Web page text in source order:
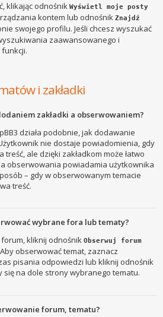
klikając odnośnikWyświetl moje posty
kontem lub odnośnikZnajdź
swojego profilu. Jeśli chcesz wyszukać
zaawansowanego i
i zakładki
zakładki a obserwowaniem?
działa podobnie, jak dodawanie
nie dostaje powiadomienia, gdy
ale dzięki zakładkom może łatwo
obserwowania powiadamia użytkownika
– gdy w obserwowanym temacie
treść.
wybrane fora lub tematy?
kliknij odnośnikObserwuj forum
obserwować temat, zaznacz
pisania odpowiedzi lub kliknij odnośnik
się na dole strony wybranego tematu.
forum, tematu?